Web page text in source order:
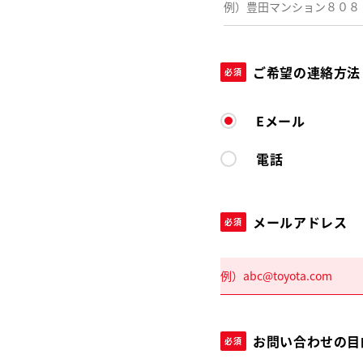
必須 ご希望の連絡方法
Eメール
電話
必須 メールアドレス
必須 お問い合わせの